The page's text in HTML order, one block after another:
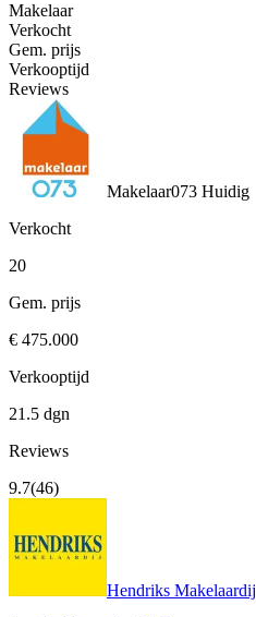
Makelaar
Verkocht
Gem. prijs
Verkooptijd
Reviews
Makelaar073 Huidig
Verkocht
20
Gem. prijs
€ 475.000
Verkooptijd
21.5 dgn
Reviews
9.7(46)
Hendriks Makelaardij